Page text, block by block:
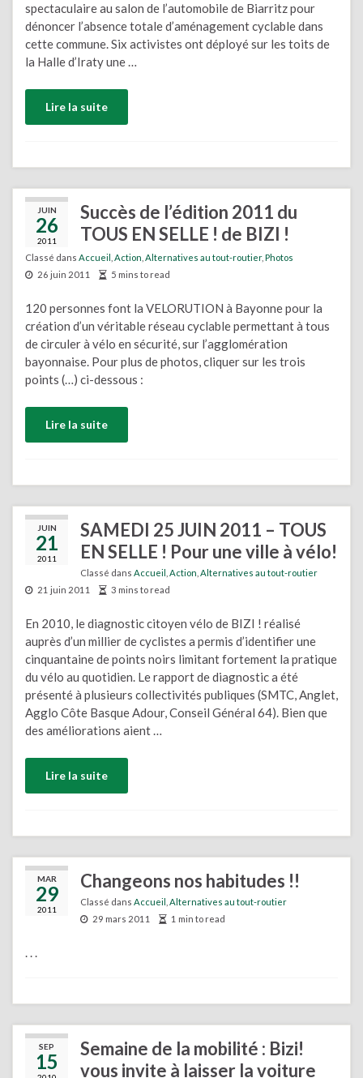
spectaculaire au salon de l’automobile de Biarritz pour
dénoncer l’absence totale d’aménagement cyclable dans
cette commune. Six activistes ont déployé sur les toits de
la Halle d’Iraty une …
Lire la suite
JUIN
26
2011
Succès de l’édition 2011 du
TOUS EN SELLE ! de BIZI !
Classé dans Accueil Action Alternatives au tout-routier, Photos
26 juin 2011
5 mins to read
120 personnes font la VELORUTION à Bayonne pour la
création d’un véritable réseau cyclable permettant à tous
de circuler à vélo en sécurité, sur l’agglomération
bayonnaise. Pour plus de photos, cliquer sur les trois
points (…) ci-dessous :
Lire la suite
JUIN
21
2011
SAMEDI 25 JUIN 2011 – TOUS
EN SELLE ! Pour une ville à vélo!
Classé dans Accueil Action Alternatives au tout-routier
21 juin 2011
3 mins to read
En 2010, le diagnostic citoyen vélo de BIZI ! réalisé
auprès d’un millier de cyclistes a permis d’identifier une
cinquantaine de points noirs limitant fortement la pratique
du vélo au quotidien. Le rapport de diagnostic a été
présenté à plusieurs collectivités publiques (SMTC, Anglet,
Agglo Côte Basque Adour, Conseil Général 64). Bien que
des améliorations aient …
Lire la suite
MAR
29
2011
Changeons nos habitudes !!
Classé dans Accueil Alternatives au tout-routier
29 mars 2011
1 min to read
. . .
SEP
15
Semaine de la mobilité : Bizi!
vous invite à laisser la voiture